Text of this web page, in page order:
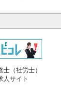
（社労士）
人サイト